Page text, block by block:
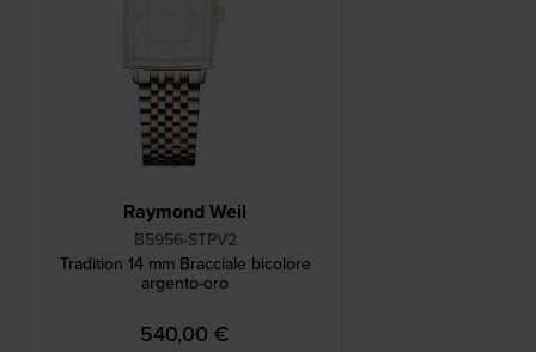
Raymond Weil
B5956-STPV2
Tradition 14 mm Bracciale bicolore
argento-oro
540,00 €